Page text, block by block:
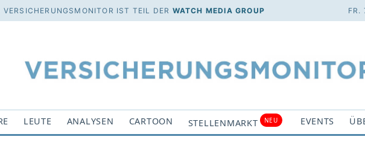
IST TEIL DER WATCH MEDIA GROUP FR.
LEUTE ANALYSEN CARTOON STELLENMARKT NEU EVENTS